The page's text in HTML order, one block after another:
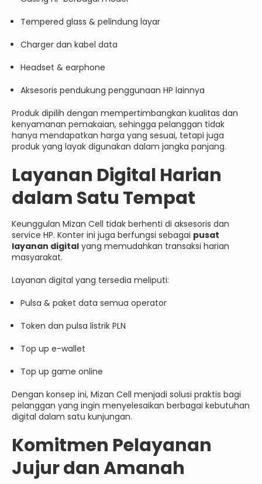
Tempered glass & pelindung layar
Charger dan kabel data
Headset & earphone
Aksesoris pendukung penggunaan HP lainnya
Produk dipilih dengan mempertimbangkan kualitas dan
kenyamanan pemakaian, sehingga pelanggan tidak
hanya mendapatkan harga yang sesuai, tetapi juga
produk yang layak digunakan dalam jangka panjang.
Layanan Digital Harian
dalam Satu Tempat
Keunggulan Mizan Cell tidak berhenti di aksesoris dan
service HP. Konter ini juga berfungsi sebagai pusat
layanan digital yang memudahkan transaksi harian
masyarakat.
Layanan digital yang tersedia meliputi:
Pulsa & paket data semua operator
Token dan pulsa listrik PLN
Top up e-wallet
Top up game online
Dengan konsep ini, Mizan Cell menjadi solusi praktis bagi
pelanggan yang ingin menyelesaikan berbagai kebutuhan
digital dalam satu kunjungan.
Komitmen Pelayanan
Jujur dan Amanah